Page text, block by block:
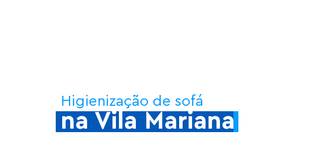
Higienização de sofá
na Vila Mariana